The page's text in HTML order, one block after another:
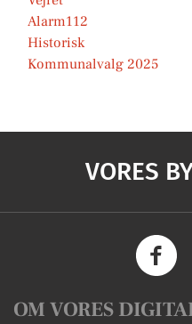
Alarm112
Historisk
Kommunalvalg 2025
VORES
OM VORES